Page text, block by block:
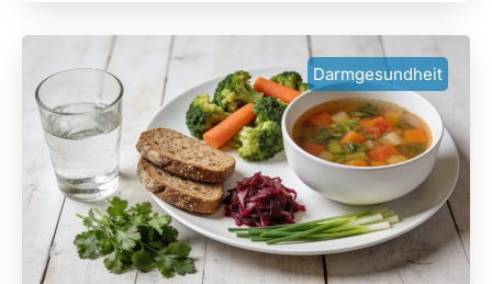
Darmgesundheit